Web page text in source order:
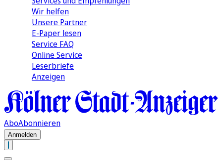
Wir helfen
Unsere Partner
E-Paper lesen
Service FAQ
Online Service
Leserbriefe
Anzeigen
AboAbonnieren
Anmelden